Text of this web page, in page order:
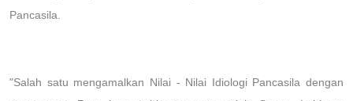
Pancasila.
"Salah satu mengamalkan Nilai - Nilai Idiologi Pancasila dengan